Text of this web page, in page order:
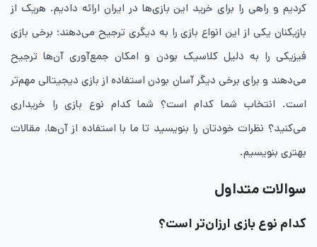
کردیم و راهی را برای خرید این بازی‌ها در ایران ارائه دادیم. هریک از
بازیکنان یکی از این انواع بازی را به دیگری ترجیح می‌دهند؛ برخی بازی
فیزیکی را به دلیل کلاسیک بودن و امکان جمع‌آوری آن‌ها ترجیح
می‌دهند و برای برخی دیگر آسان بودن استفاده از بازی دیجیتالی مهم‌تر
است. انتخاب شما کدام است؟ شما کدام نوع بازی را خریداری
می‌کنید؟ نظرات خودتان را بنویسید تا ما با استفاده از آن‌ها، مقالات
بهتری بنویسیم.
سوالات متداول
کدام نوع بازی ارزان‌تر است؟